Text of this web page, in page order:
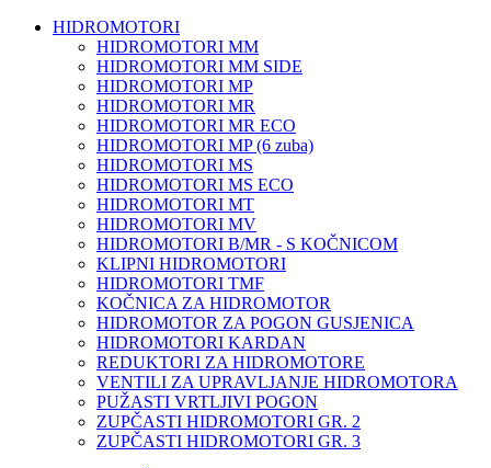
HIDROMOTORI
HIDROMOTORI MM
HIDROMOTORI MM SIDE
HIDROMOTORI MP
HIDROMOTORI MR
HIDROMOTORI MR ECO
HIDROMOTORI MP (6 zuba)
HIDROMOTORI MS
HIDROMOTORI MS ECO
HIDROMOTORI MT
HIDROMOTORI MV
HIDROMOTORI B/MR - S KOČNICOM
KLIPNI HIDROMOTORI
HIDROMOTORI TMF
KOČNICA ZA HIDROMOTOR
HIDROMOTOR ZA POGON GUSJENICA
HIDROMOTORI KARDAN
REDUKTORI ZA HIDROMOTORE
VENTILI ZA UPRAVLJANJE HIDROMOTORA
PUŽASTI VRTLJIVI POGON
ZUPČASTI HIDROMOTORI GR. 2
ZUPČASTI HIDROMOTORI GR. 3